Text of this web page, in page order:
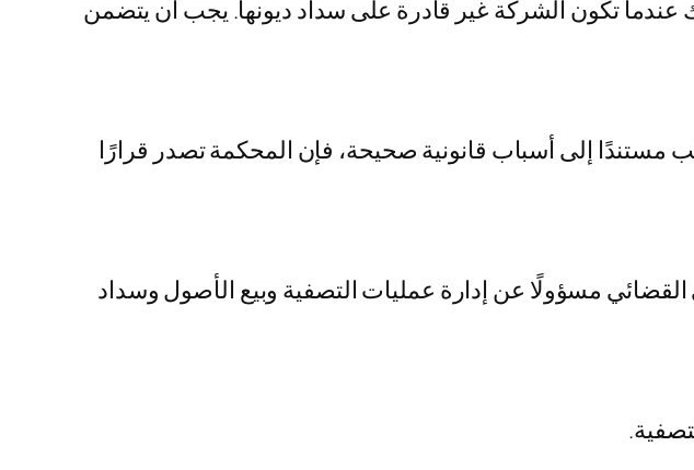
عندما تكون الشركة غير قادرة على سداد ديونها. يجب أن يتضمن
مستندًا إلى أسباب قانونية صحيحة، فإن المحكمة تصدر قرارًا
مسؤولًا عن إدارة عمليات التصفية وبيع الأصول وسداد